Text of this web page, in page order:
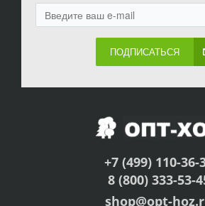
ПОДПИСАТЬСЯ
+7 (499) 110-36-
8 (800) 333-53-
shop@opt-